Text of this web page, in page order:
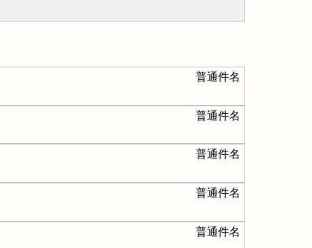
普通件名
普通件名
普通件名
普通件名
普通件名